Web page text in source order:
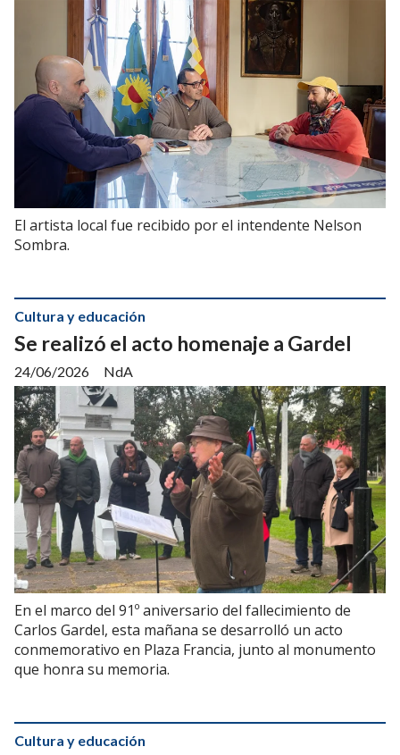
El artista local fue recibido por el intendente Nelson
Sombra.
Se realizó el acto homenaje a Gardel
NdA
Cultura y educación
24/06/2026
En el marco del 91º aniversario del fallecimiento de
Carlos Gardel, esta mañana se desarrolló un acto
conmemorativo en Plaza Francia, junto al monumento
que honra su memoria.
Cultura y educación